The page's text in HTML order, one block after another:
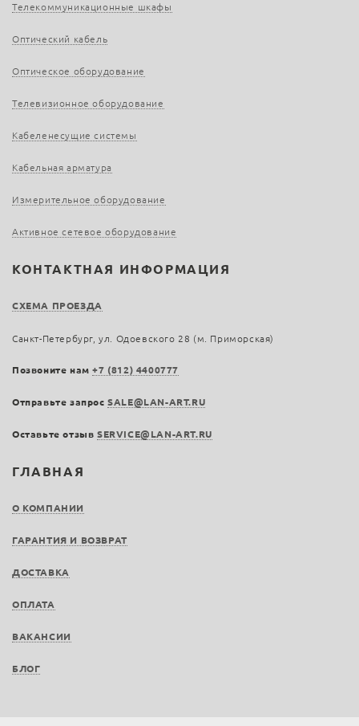
ГЛАВНАЯ
О КОМПАНИИ
ГАРАНТИЯ И ВОЗВРАТ
ДОСТАВКА
ОПЛАТА
ВАКАНСИИ
БЛОГ
Телекоммуникационные шкафы
Оптический кабель
Оптическое оборудование
Телевизионное оборудование
Кабеленесущие системы
Кабельная арматура
Измерительное оборудование
Активное сетевое оборудование
КОНТАКТНАЯ ИНФОРМАЦИЯ
СХЕМА ПРОЕЗДА
Санкт-Петербург, ул. Одоевского 28 (м. Приморская)
Позвоните нам+7 (812) 4400777
Отправьте запросSALE@LAN-ART.RU
Оставьте отзыв SERVICE@LAN-ART.RU